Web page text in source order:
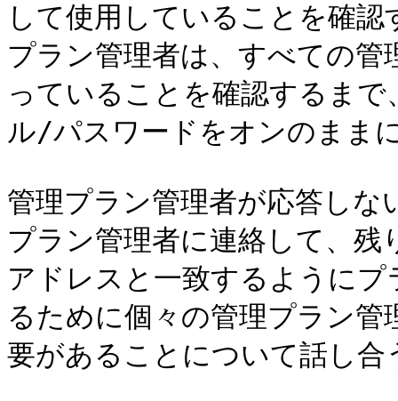
して使用していることを確
プラン管理者は、すべての
っていることを確認するま
ル/パスワードをオンのまま
管理プラン管理者が応答し
プラン管理者に連絡して、
アドレスと一致するように
るために個々の管理プラン
要があることについて話し